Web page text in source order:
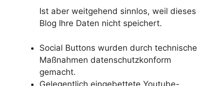
Ist aber weitgehend sinnlos, weil dieses
Blog Ihre Daten nicht speichert.
Social Buttons wurden durch technische
Maßnahmen datenschutzkonform
gemacht.
Gelegentlich eingebettete Youtube-